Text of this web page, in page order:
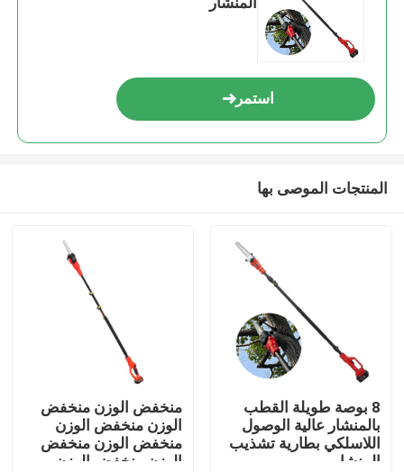
المنتجات
استمر
المنتجات الموصى بها
8 بوصة طويلة القطب
بالمنشار عالية الوصول
اللاسلكي بطارية تشذيب
المنشار
منخفض الوزن منخفض
الوزن منخفض الوزن
منخفض الوزن منخفض
الوزن منخفض الوزن